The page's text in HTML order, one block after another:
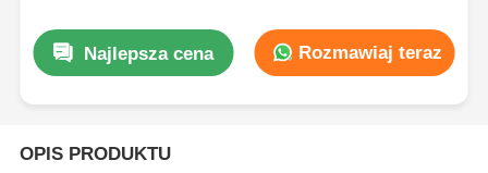
Najlepsza cena Rozmawiaj teraz
OPIS PRODUKTU